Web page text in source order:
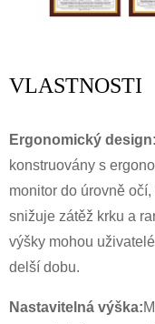
VLASTNOSTI
Ergonomický design:
konstruovány s
monitor do úrovně
snižuje zátěž krku a
výšky mohou
delší dobu.
Nastavitelná výška: